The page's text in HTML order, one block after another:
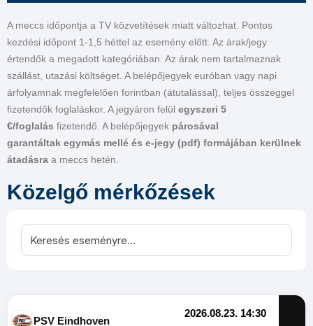
A meccs időpontja a TV közvetítések miatt változhat. Pontos
kezdési időpont 1-1,5 héttel az esemény előtt. Az árak/jegy
értendők a megadott kategóriában. Az árak nem tartalmaznak
szállást, utazási költséget. A belépőjegyek euróban vagy napi
árfolyamnak megfelelően forintban (átutalással), teljes összeggel
fizetendők foglaláskor. A jegyáron felül egyszeri 5
€/foglalás fizetendő. A belépőjegyek párosával
garantáltak egymás mellé és e-jegy (pdf) formájában kerülnek
átadásra a meccs hetén.
Közelgő mérkőzések
PSV Eindhoven
2026.08.23. 14:30